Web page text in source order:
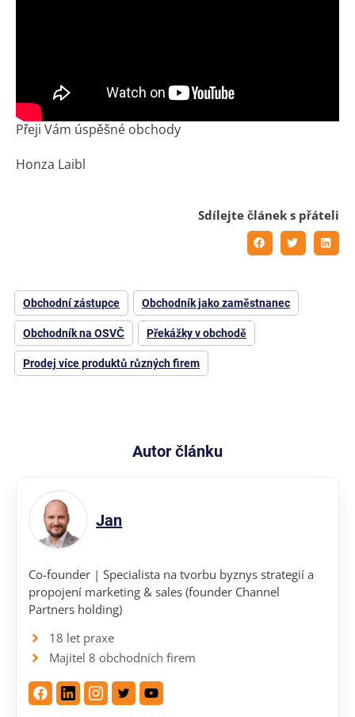
Přeji Vám úspěšné obchody
Honza Laibl
Obchodní zástupce Obchodník jako zaměstnanec
Obchodník na OSVČ Překážky v obchodě
Prodej více produktů různých firem
Sdílejte článek s přáteli
Autor článku
Jan
Co-founder | Specialista na tvorbu byznys strategií a
propojení marketing & sales (founder Channel
Partners holding)
18 let praxe
Majitel 8 obchodních firem